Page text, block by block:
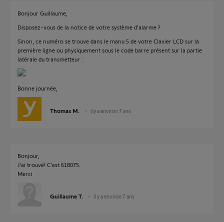
Bonjour Guillaume,
Disposez-vous de la notice de votre système d'alarme ?
Sinon, ce numéro se trouve dans le manu 5 de votre Clavier LCD sur la
première ligne ou physiquement sous le code barre présent sur la partie
latérale du transmetteur :
Bonne journée,
Thomas M. il y a environ 7 ans
Bonjour,
J'ai trouvé! C'est 618075.
Merci
Guillaume T. il y a environ 7 ans